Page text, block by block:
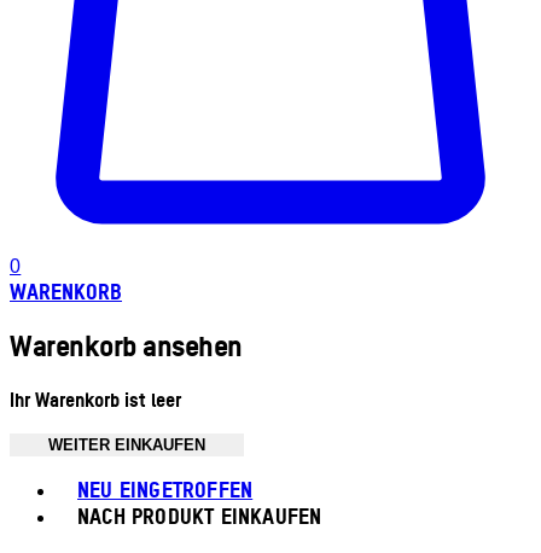
0
WARENKORB
Warenkorb ansehen
Ihr Warenkorb ist leer
WEITER EINKAUFEN
NEU EINGETROFFEN
NACH PRODUKT EINKAUFEN